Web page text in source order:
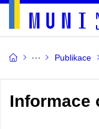
Publikace
Informace